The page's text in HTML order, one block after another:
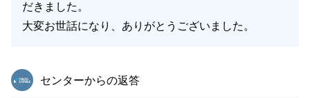
だきました。
大変お世話になり、ありがとうございました。
東急リバブル
センターからの返答